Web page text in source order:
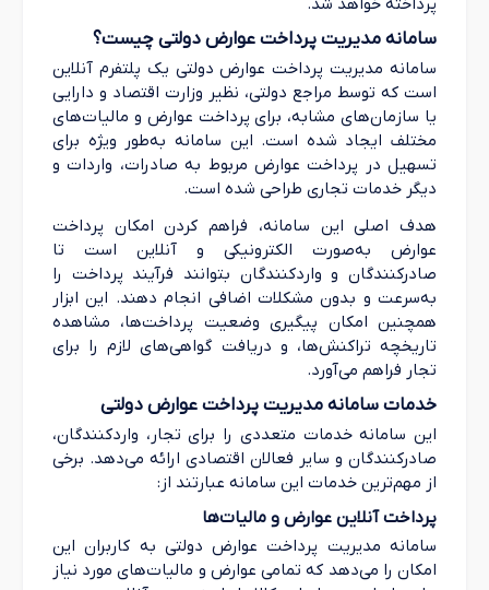
پرداخته خواهد شد.
سامانه مدیریت پرداخت عوارض دولتی چیست؟
سامانه مدیریت پرداخت عوارض دولتی یک پلتفرم آنلاین
است که توسط مراجع دولتی، نظیر وزارت اقتصاد و دارایی
یا سازمان‌های مشابه، برای پرداخت عوارض و مالیات‌های
مختلف ایجاد شده است. این سامانه به‌طور ویژه برای
تسهیل در پرداخت عوارض مربوط به صادرات، واردات و
دیگر خدمات تجاری طراحی شده است.
هدف اصلی این سامانه، فراهم کردن امکان پرداخت
عوارض به‌صورت الکترونیکی و آنلاین است تا
صادرکنندگان و واردکنندگان بتوانند فرآیند پرداخت را
به‌سرعت و بدون مشکلات اضافی انجام دهند. این ابزار
همچنین امکان پیگیری وضعیت پرداخت‌ها، مشاهده
تاریخچه تراکنش‌ها، و دریافت گواهی‌های لازم را برای
تجار فراهم می‌آورد.
خدمات سامانه مدیریت پرداخت عوارض دولتی
این سامانه خدمات متعددی را برای تجار، واردکنندگان،
صادرکنندگان و سایر فعالان اقتصادی ارائه می‌دهد. برخی
از مهم‌ترین خدمات این سامانه عبارتند از:
پرداخت آنلاین عوارض و مالیات‌ها
سامانه مدیریت پرداخت عوارض دولتی به کاربران این
امکان را می‌دهد که تمامی عوارض و مالیات‌های مورد نیاز